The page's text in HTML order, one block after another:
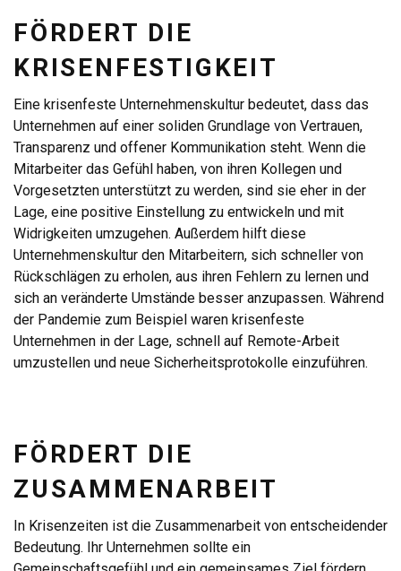
FÖRDERT DIE
KRISENFESTIGKEIT
Eine krisenfeste Unternehmenskultur bedeutet, dass das
Unternehmen auf einer soliden Grundlage von Vertrauen,
Transparenz und offener Kommunikation steht. Wenn die
Mitarbeiter das Gefühl haben, von ihren Kollegen und
Vorgesetzten unterstützt zu werden, sind sie eher in der
Lage, eine positive Einstellung zu entwickeln und mit
Widrigkeiten umzugehen. Außerdem hilft diese
Unternehmenskultur den Mitarbeitern, sich schneller von
Rückschlägen zu erholen, aus ihren Fehlern zu lernen und
sich an veränderte Umstände besser anzupassen. Während
der Pandemie zum Beispiel waren krisenfeste
Unternehmen in der Lage, schnell auf Remote-Arbeit
umzustellen und neue Sicherheitsprotokolle einzuführen.
FÖRDERT DIE
ZUSAMMENARBEIT
In Krisenzeiten ist die Zusammenarbeit von entscheidender
Bedeutung. Ihr Unternehmen sollte ein